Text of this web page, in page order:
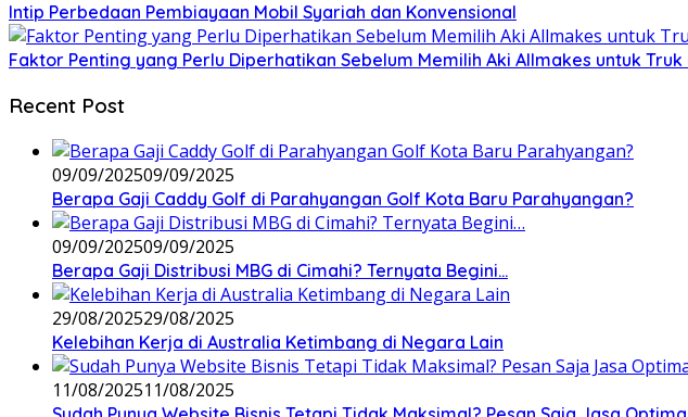
Intip Perbedaan Pembiayaan Mobil Syariah dan Konvensional
Faktor Penting yang Perlu Diperhatikan Sebelum Memilih Aki Allmakes untuk Truk
Recent Post
09/09/202509/09/2025
Berapa Gaji Caddy Golf di Parahyangan Golf Kota Baru Parahyangan?
09/09/202509/09/2025
Berapa Gaji Distribusi MBG di Cimahi? Ternyata Begini…
29/08/202529/08/2025
Kelebihan Kerja di Australia Ketimbang di Negara Lain
11/08/202511/08/2025